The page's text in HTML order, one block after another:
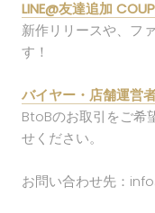
LINE@友達追加
新作リリースや、フ
す！
バイヤー・店舗運営
BtoBのお取引をご希
せください。
お問い合わせ先：